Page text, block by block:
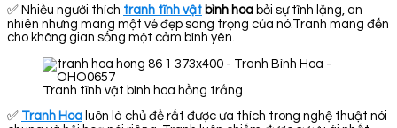
✅ Nhiều người thích tranh tĩnh vật bình hoa bởi sự tĩnh lặng, an
nhiên nhưng mang một vẻ đẹp sang trọng của nó.Tranh mang đến
cho không gian sống một cảm bình yên.
Tranh tĩnh vật bình hoa hồng trắng
✅ Tranh Hoa luôn là chủ đề rất được ưa thích trong nghệ thuật nói